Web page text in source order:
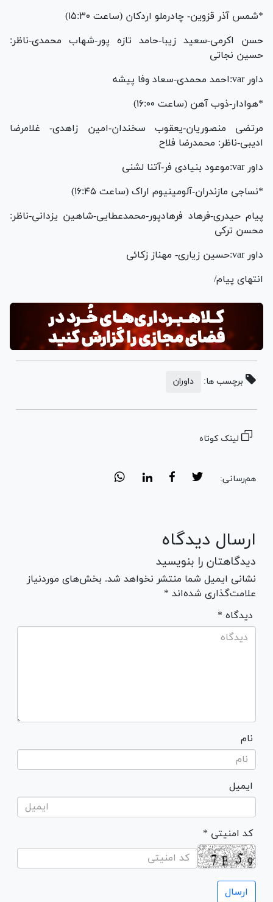
*شمس آذر قزوین- چادرملو اردکان (ساعت ۱۵:۳۰)
حسن اکرمی-سعید زیبا-حامد تازه پور-شهاب محمدی-ناظر:
حسین نجاتی
داور var:احمد محمدی-سعاد وفا پیشه
*هوادار-ذوب آهن (ساعت ۱۶:۰۰)
مرتضی منصوریان-یعقوب سخندان-امین زاهدی- غلامرضا
ادیبی-ناظر: محمدرضا فلاح
داور var:موعود بنیادی فر-آتنا لشنی
*نساجی مازندران-آلومینیوم اراک (ساعت ۱۶:۴۵)
پیام حیدری-فرهاد فرهادپور-محمدعطایی-شاهین یزدانی-ناظر:
محسن ترکی
داور var:حسین زیاری- مهناز زکائی
انتهای پیام/
برچسب ها: داوران
لینک کوتاه
هم‌رسانی:
ارسال دیدگاه
دیدگاهتان را بنویسید
نشانی ایمیل شما منتشر نخواهد شد. بخش‌های موردنیاز
علامت‌گذاری شده‌اند *
* دیدگاه
نام
ایمیل
* کد امنیتی